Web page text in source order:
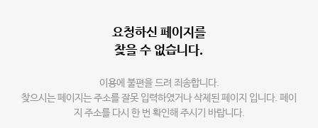
요청하신 페이지를
찾을 수 없습니다.
이용에 불편을 드려 죄송합니다.
찾으시는 페이지는 주소를 잘못 입력하였거나 삭제된 페이지 입니다. 페이
지 주소를 다시 한 번 확인해 주시기 바랍니다.